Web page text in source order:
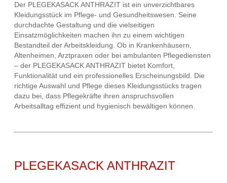
Der PLEGEKASACK ANTHRAZIT ist ein unverzichtbares
Kleidungsstück im Pflege- und Gesundheitswesen. Seine
durchdachte Gestaltung und die vielseitigen
Einsatzmöglichkeiten machen ihn zu einem wichtigen
Bestandteil der Arbeitskleidung. Ob in Krankenhäusern,
Altenheimen, Arztpraxen oder bei ambulanten Pflegediensten
– der PLEGEKASACK ANTHRAZIT bietet Komfort,
Funktionalität und ein professionelles Erscheinungsbild. Die
richtige Auswahl und Pflege dieses Kleidungsstücks tragen
dazu bei, dass Pflegekräfte ihren anspruchsvollen
Arbeitsalltag effizient und hygienisch bewältigen können.
PLEGEKASACK ANTHRAZIT